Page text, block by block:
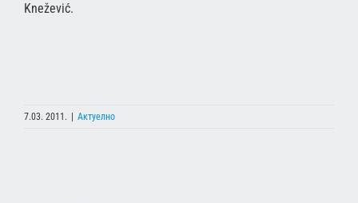
Knežević.
7.03. 2011. Актуелно